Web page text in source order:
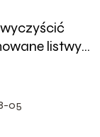
listwy
05